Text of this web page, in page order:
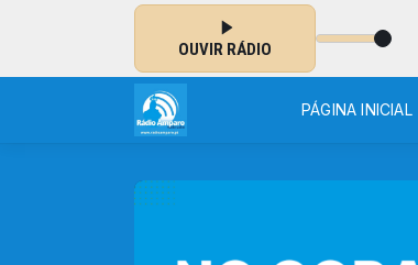
OUVIR RÁDIO
DA NOITE - MUSICAL das 02:00 às 07:00 - RÁDIO
PÁGINA INICIAL